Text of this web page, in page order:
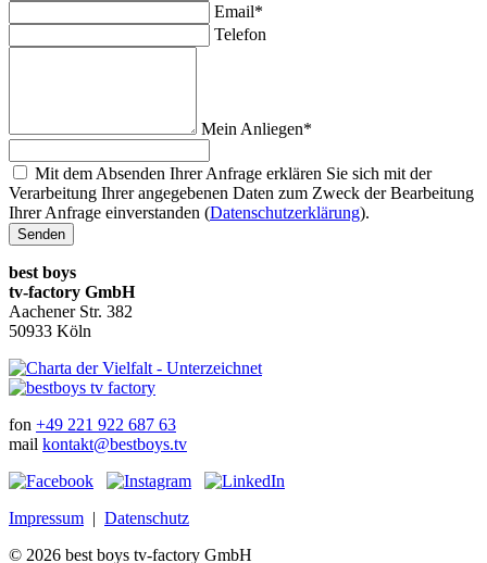
Email*
Telefon
Mein Anliegen*
Mit dem Absenden Ihrer Anfrage erklären Sie sich mit der
Verarbeitung Ihrer angegebenen Daten zum Zweck der Bearbeitung
Ihrer Anfrage einverstanden (Datenschutzerklärung).
Senden
best boys
tv-factory GmbH
Aachener Str. 382
50933 Köln
fon +49 221 922 687 63
mail kontakt@bestboys.tv
Impressum | Datenschutz
© 2026 best boys tv-factory GmbH